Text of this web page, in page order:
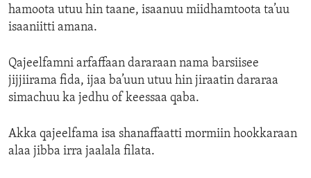
hamoota utuu hin taane, isaanuu miidhamtoota ta’uu
isaaniitti amana.
Qajeelfamni arfaffaan dararaan nama barsiisee
jijjiirama fida, ijaa ba’uun utuu hin jiraatin dararaa
simachuu ka jedhu of keessaa qaba.
Akka qajeelfama isa shanaffaatti mormiin hookkaraan
alaa jibba irra jaalala filata.